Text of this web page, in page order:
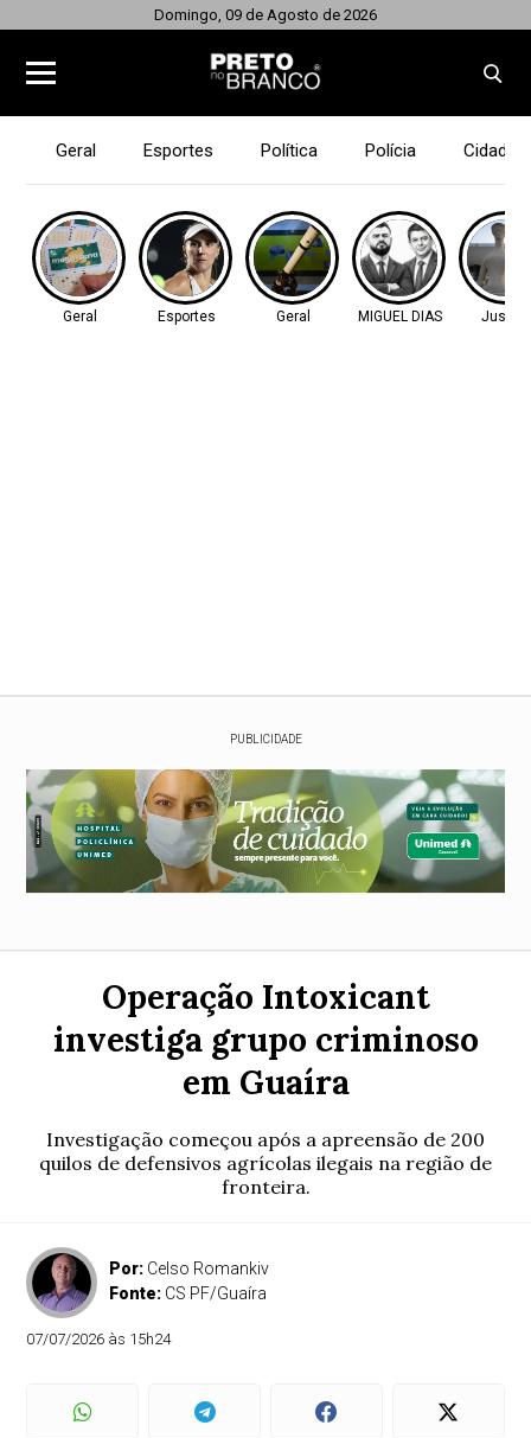
Domingo, 09 de Agosto de 2026
Geral Esportes Política Polícia Cidades
Geral Esportes Geral MIGUEL DIAS Justiça
PUBLICIDADE
Operação Intoxicant
investiga grupo criminoso
em Guaíra
Investigação começou após a apreensão de 200
quilos de defensivos agrícolas ilegais na região de
fronteira.
Por: Celso Romankiv
Fonte: CS PF/Guaíra
07/07/2026 às 15h24